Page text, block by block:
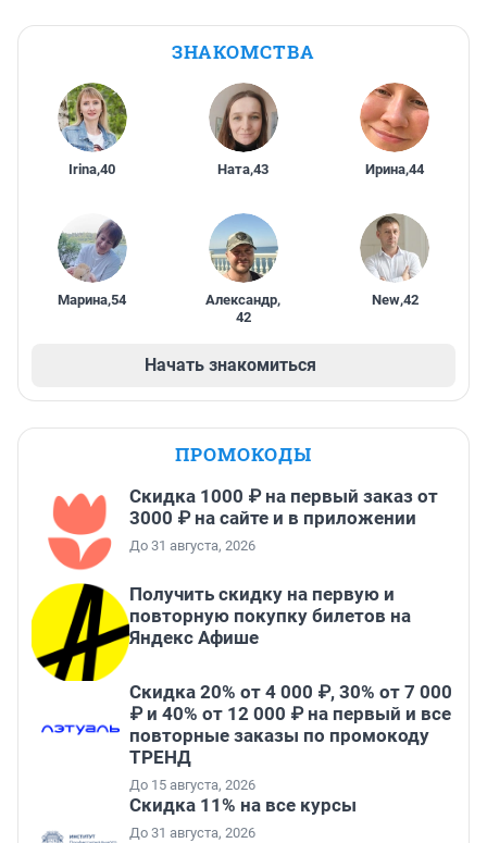
ЗНАКОМСТВА
Irina,40 Ната,43 Ирина,44
Марина,54 Александр,
42
New,42
Начать знакомиться
ПРОМОКОДЫ
Скидка 1000 ₽ на первый заказ от
3000 ₽ на сайте и в приложении
До 31 августа, 2026
Получить скидку на первую и
повторную покупку билетов на
Яндекс Афише
Скидка 20% от 4 000 ₽, 30% от 7 000
₽ и 40% от 12 000 ₽ на первый и все
повторные заказы по промокоду
ТРЕНД
До 15 августа, 2026
Скидка 11% на все курсы
До 31 августа, 2026